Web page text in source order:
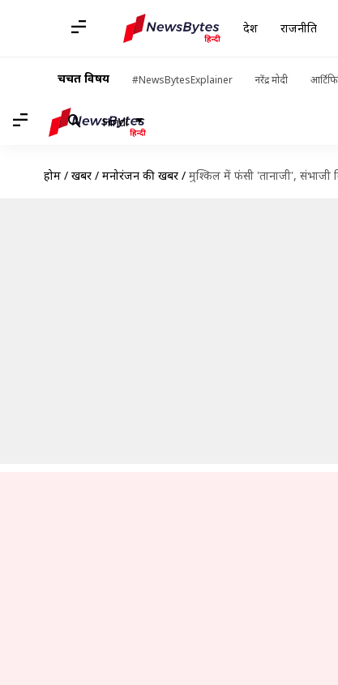
देश राजनीति
चर्चित विषय #NewsBytesExplainer नरेंद्र मोदी
Hindi
होम / खबरें / मनोरंजन की खबरें / मुश्किल में फंसी 'तानाजी', संभाजी